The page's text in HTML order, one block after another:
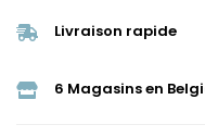
Livraison rapide
6 Magasins en